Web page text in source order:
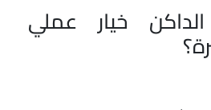
خيار عملي